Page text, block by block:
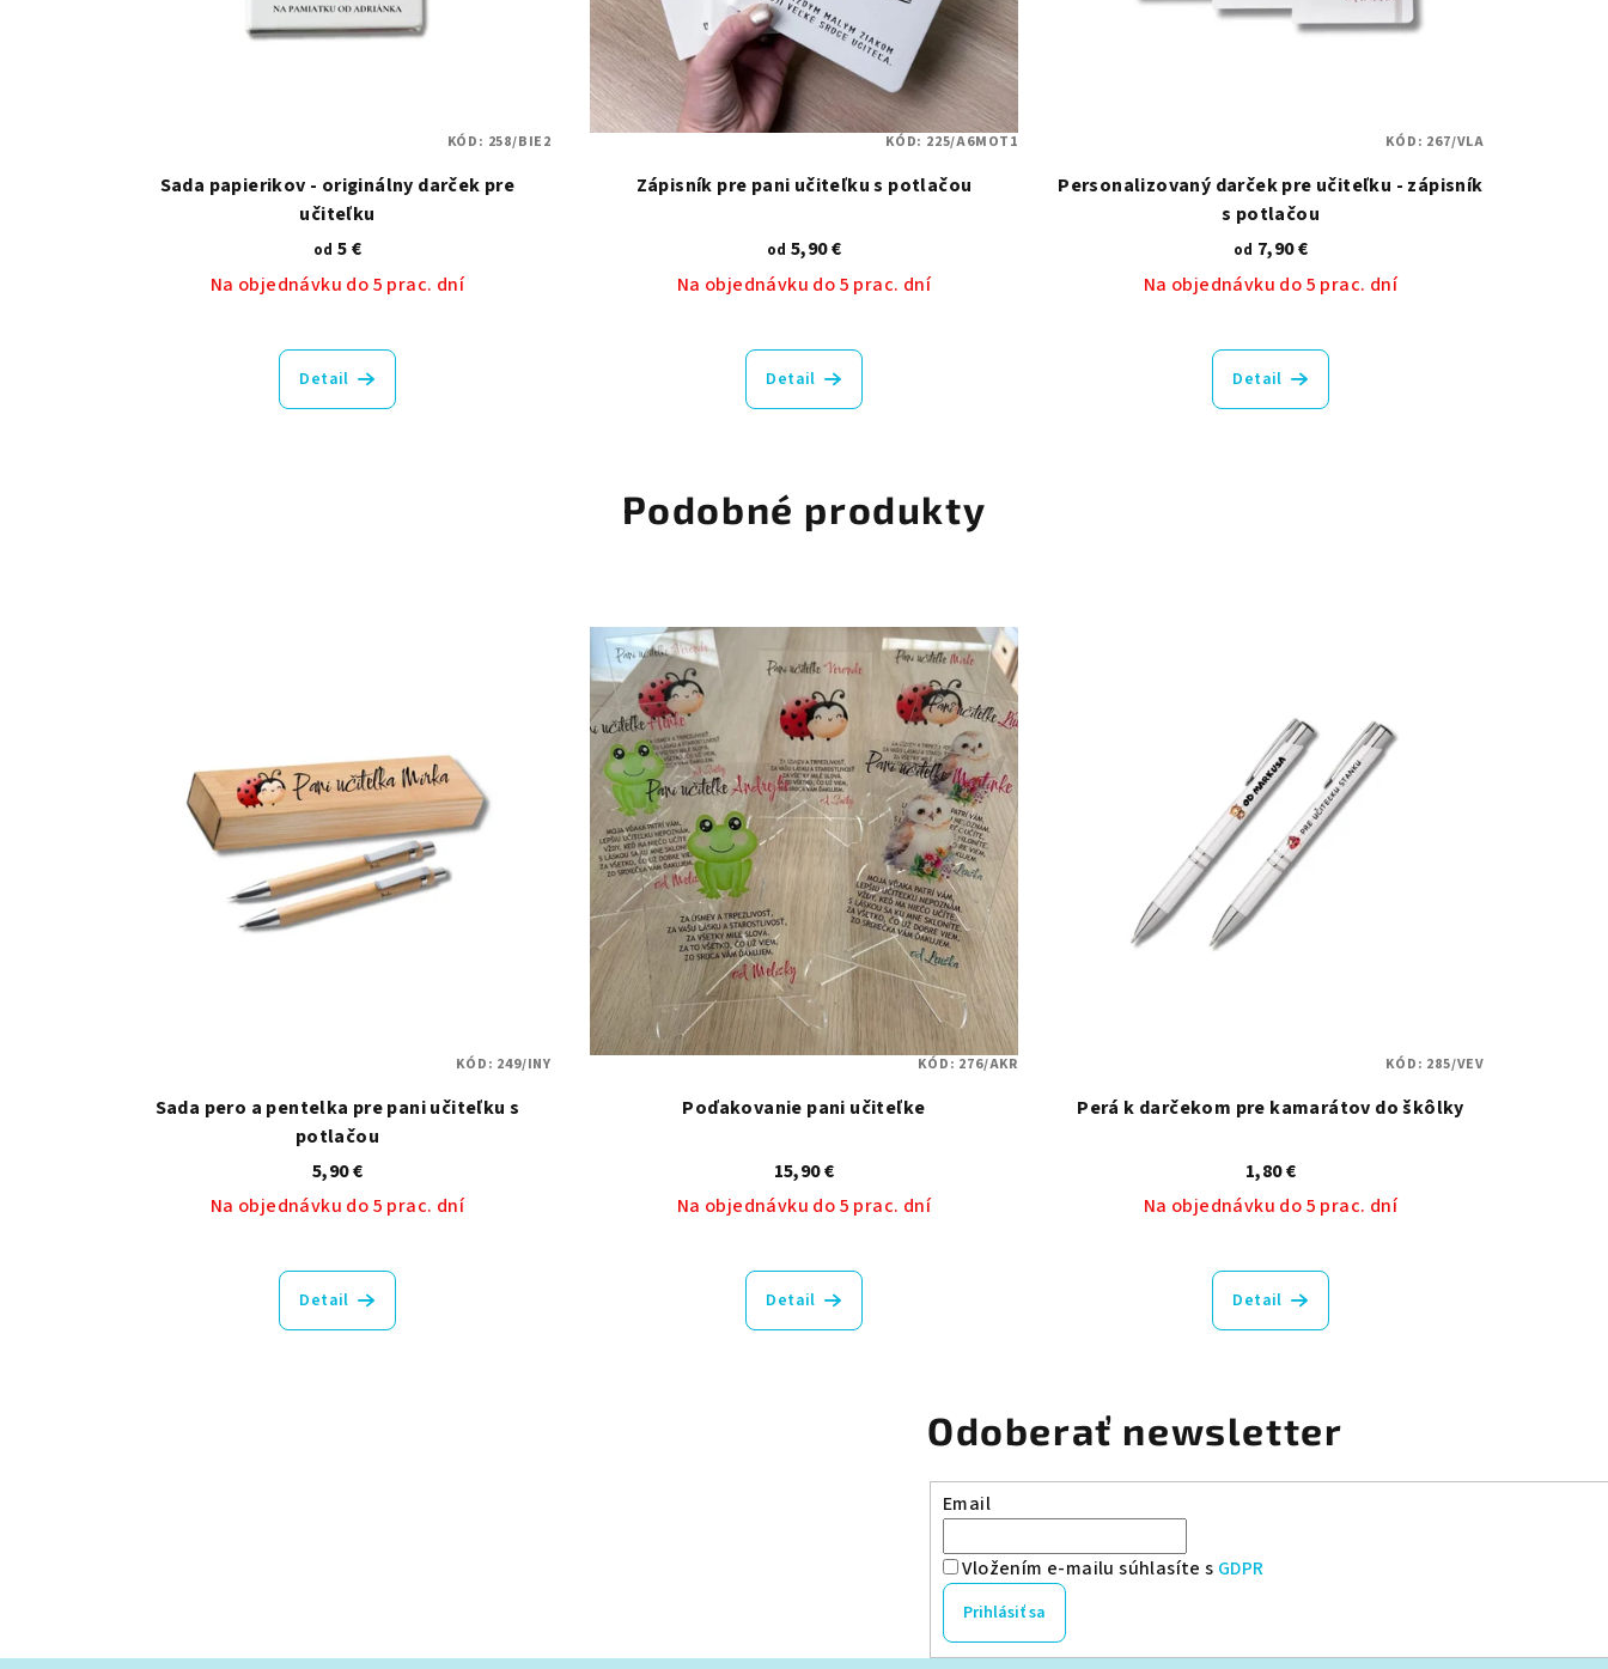
Sada papierikov - originálny darček pre
učiteľku
od 5 €
Na objednávku do 5 prac. dní
hodnotenie
produktu
je
Detail
KÓD: 258/BIE2
Zápisník pre pani učiteľku s potlačou
od 5,90 €
Na objednávku do 5 prac. dní
hodnotenie
produktu
je
5
hviezdičiek.
Detail
KÓD: 225/A6MOT1
Personalizovaný darček pre učiteľku - zápisník
s potlačou
od 7,90 €
Na objednávku do 5 prac. dní
hodnotenie
produktu
je
Detail
KÓD: 267/VLA
Podobné produkty
Sada pero a pentelka pre pani učiteľku s
potlačou
5,90 €
Na objednávku do 5 prac. dní
hodnotenie
produktu
je
Detail
KÓD: 249/INY
Poďakovanie pani učiteľke
15,90 €
Na objednávku do 5 prac. dní
hodnotenie
produktu
je
Detail
KÓD: 276/AKR
Perá k darčekom pre kamarátov do škôlky
1,80 €
Na objednávku do 5 prac. dní
Detail
KÓD: 285/VEV
Odoberať newsletter
Email
Vložením e-mailu súhlasíte s GDPR
Prihlásiť sa